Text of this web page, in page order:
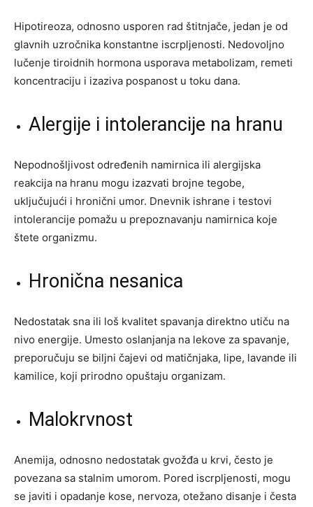
Hipotireoza, odnosno usporen rad štitnjače, jedan je od
glavnih uzročnika konstantne iscrpljenosti. Nedovoljno
lučenje tiroidnih hormona usporava metabolizam, remeti
koncentraciju i izaziva pospanost u toku dana.
Alergije i intolerancije na hranu
Nepodnošljivost određenih namirnica ili alergijska
reakcija na hranu mogu izazvati brojne tegobe,
uključujući i hronični umor. Dnevnik ishrane i testovi
intolerancije pomažu u prepoznavanju namirnica koje
štete organizmu.
Hronična nesanica
Nedostatak sna ili loš kvalitet spavanja direktno utiču na
nivo energije. Umesto oslanjanja na lekove za spavanje,
preporučuju se biljni čajevi od matičnjaka, lipe, lavande ili
kamilice, koji prirodno opuštaju organizam.
Malokrvnost
Anemija, odnosno nedostatak gvožđa u krvi, često je
povezana sa stalnim umorom. Pored iscrpljenosti, mogu
se javiti i opadanje kose, nervoza, otežano disanje i česta